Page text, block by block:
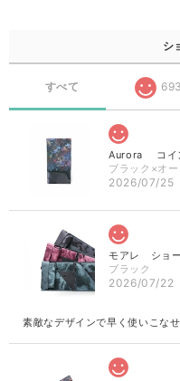
シ
すべて 693
Aurora コイ
ブラック×オー
2026/07/25
モアレ ショ
ブラック
2026/07/22
素敵なデザインで早く使いこな